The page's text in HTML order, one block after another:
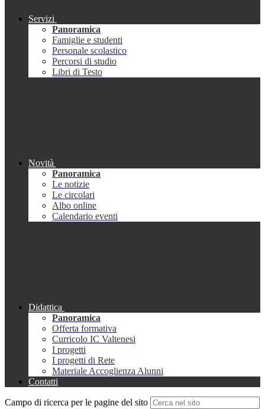
Servizi
Panoramica
Famiglie e studenti
Personale scolastico
Percorsi di studio
Libri di Testo
Novità
Panoramica
Le notizie
Le circolari
Albo online
Calendario eventi
Didattica
Panoramica
Offerta formativa
Curricolo IC Valtenesi
I progetti
I progetti di Rete
Materiale Accoglienza Alunni
Contatti
Campo di ricerca per le pagine del sito